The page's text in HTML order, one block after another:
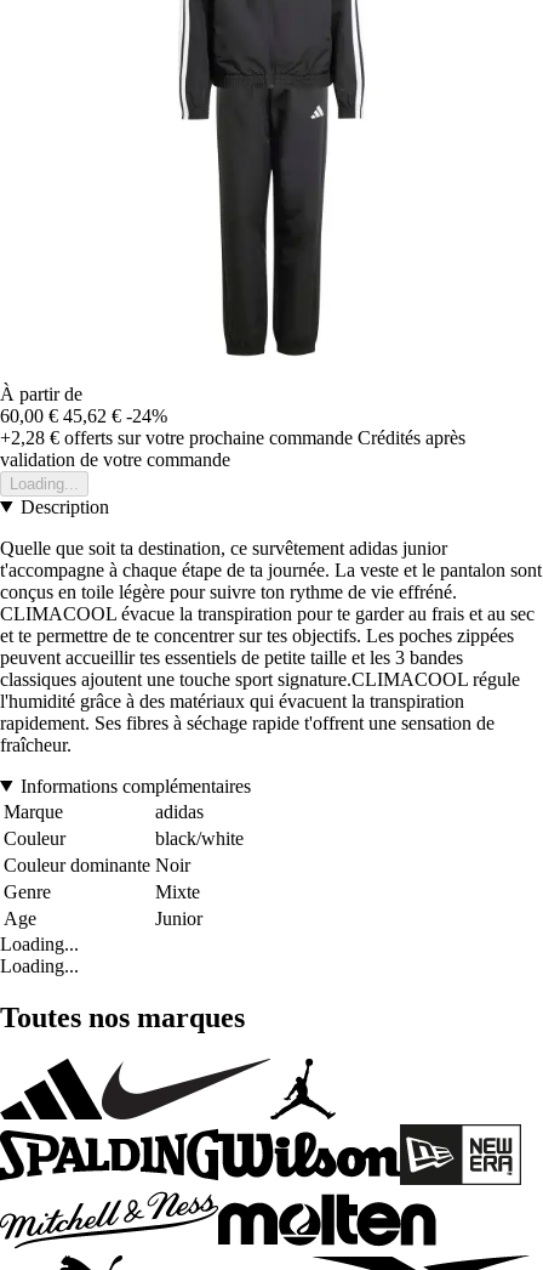
À partir de
60,00 € 45,62 € -24%
+2,28 € offerts sur votre prochaine commande Crédités après
validation de votre commande
Loading...
Description
Quelle que soit ta destination, ce survêtement adidas junior
t'accompagne à chaque étape de ta journée. La veste et le pantalon sont
conçus en toile légère pour suivre ton rythme de vie effréné.
CLIMACOOL évacue la transpiration pour te garder au frais et au sec
et te permettre de te concentrer sur tes objectifs. Les poches zippées
peuvent accueillir tes essentiels de petite taille et les 3 bandes
classiques ajoutent une touche sport signature.CLIMACOOL régule
l'humidité grâce à des matériaux qui évacuent la transpiration
rapidement. Ses fibres à séchage rapide t'offrent une sensation de
fraîcheur.
Informations complémentaires
Marque
adidas
Couleur
black/white
Couleur dominante Noir
Genre
Mixte
Age
Junior
Loading...
Loading...
Toutes nos marques